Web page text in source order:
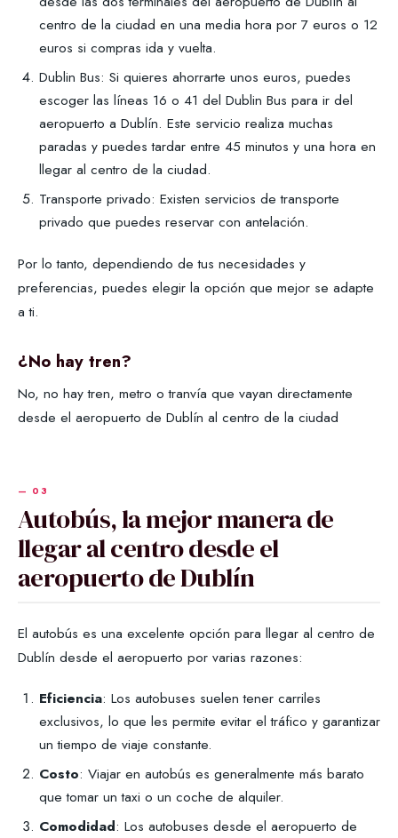
centro de la ciudad en una media hora por 7 euros o 12
euros si compras ida y vuelta.
Dublin Bus: Si quieres ahorrarte unos euros, puedes
escoger las líneas 16 o 41 del Dublin Bus para ir del
aeropuerto a Dublín. Este servicio realiza muchas
paradas y puedes tardar entre 45 minutos y una hora en
llegar al centro de la ciudad.
Transporte privado: Existen servicios de transporte
privado que puedes reservar con antelación.
Por lo tanto, dependiendo de tus necesidades y
preferencias, puedes elegir la opción que mejor se adapte
a ti.
¿No hay tren?
No, no hay tren, metro o tranvía que vayan directamente
desde el aeropuerto de Dublín al centro de la ciudad
Autobús, la mejor manera de
llegar al centro desde el
aeropuerto de Dublín
El autobús es una excelente opción para llegar al centro de
Dublín desde el aeropuerto por varias razones:
Eficiencia: Los autobuses suelen tener carriles
exclusivos, lo que les permite evitar el tráfico y garantizar
un tiempo de viaje constante.
Costo: Viajar en autobús es generalmente más barato
que tomar un taxi o un coche de alquiler.
Comodidad: Los autobuses desde el aeropuerto de